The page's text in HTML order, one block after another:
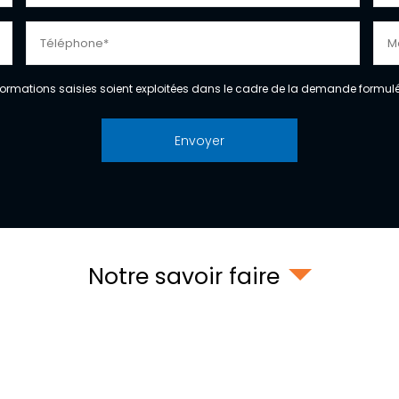
saisies soient exploitées dans le cadre de la demande
Notre savoir faire